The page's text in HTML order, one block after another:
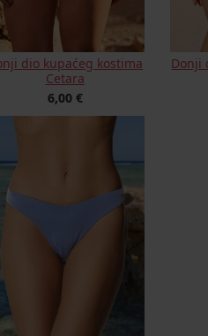
dio kupaćeg kostima
Cetara
6,00 €
Donji